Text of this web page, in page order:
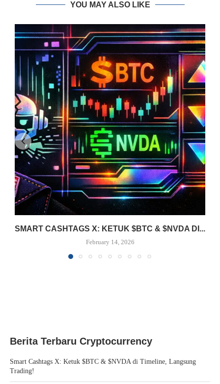
YOU MAY ALSO LIKE
SMART CASHTAGS X: KETUK $BTC & $NVDA DI...
February 14, 2026
Berita Terbaru Cryptocurrency
Smart Cashtags X: Ketuk $BTC & $NVDA di Timeline, Langsung
Trading!